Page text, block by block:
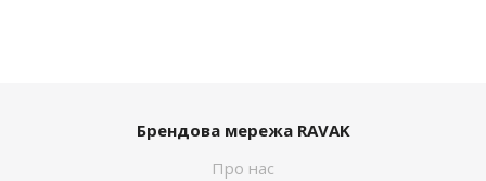
Брендова мережа RAVAK
Про нас